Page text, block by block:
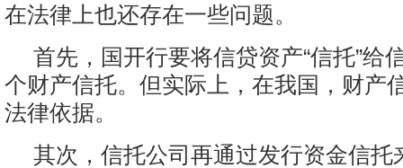
在法律上也还存在一些问题。
首先，国开行要将信贷资产“信托”给
个财产信托。但实际上，在我国，财产
法律依据。
其次，信托公司再通过发行资金信托